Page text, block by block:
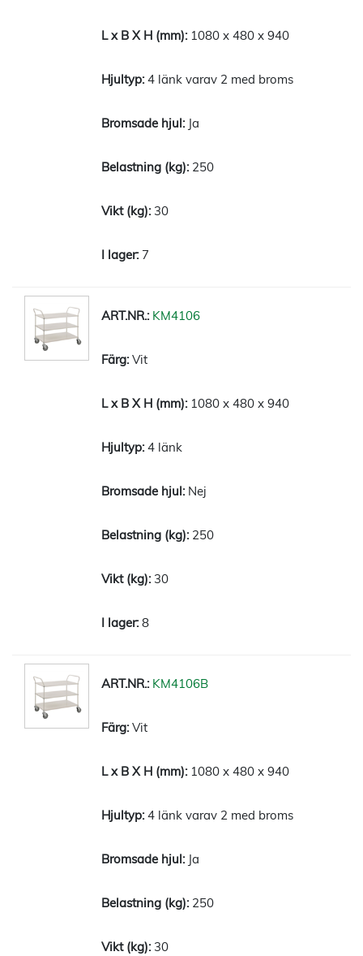
1080 x 480 x 940
4 länk varav 2 med broms
Ja
250
30
7
KM4106
Vit
1080 x 480 x 940
4 länk
Nej
250
30
8
KM4106B
Vit
1080 x 480 x 940
4 länk varav 2 med broms
Ja
250
30